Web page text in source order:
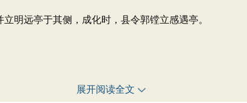
远亭于其侧，成化时，县令郭镗立感遇亭。
展开阅读全文